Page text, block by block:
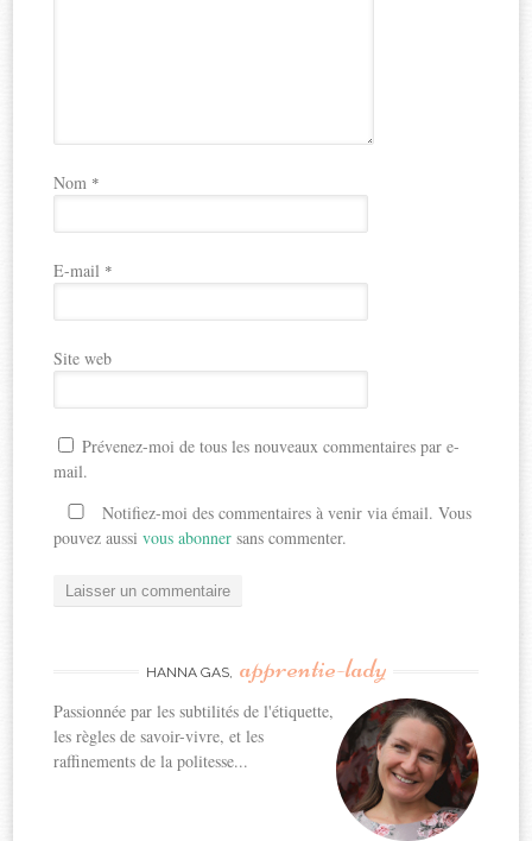
Nom *
E-mail *
Site web
Prévenez-moi de tous les nouveaux commentaires par e-
mail.
Notifiez-moi des commentaires à venir via émail. Vous
pouvez aussivous abonner sans commenter.
HANNA GAS, apprentie-lady
Passionnée par les subtilités de l'étiquette,
les règles de savoir-vivre, et les
raffinements de la politesse...